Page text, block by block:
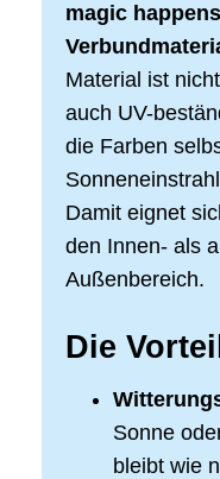
magic
Material ist
auch UV-
die Farben
Damit eignet
den Innen- als
Außenbereich.
Die
Sonne
bleibt wie